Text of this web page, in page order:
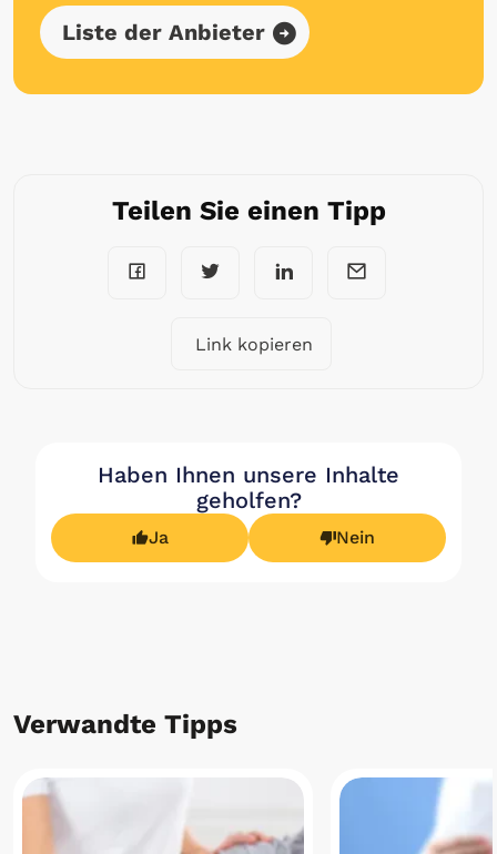
Liste der Anbieter
Teilen Sie einen Tipp
Link kopieren
Haben Ihnen unsere Inhalte
geholfen?
Ja Nein
Verwandte Tipps